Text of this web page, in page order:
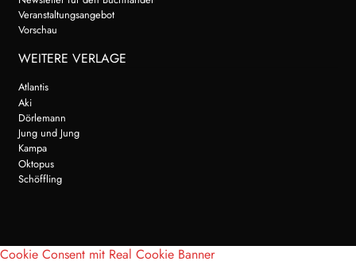
Veranstaltungsangebot
Vorschau
WEITERE VERLAGE
Atlantis
Aki
Dörlemann
Jung und Jung
Kampa
Oktopus
Schöffling
Cookie Consent mit Real Cookie Banner